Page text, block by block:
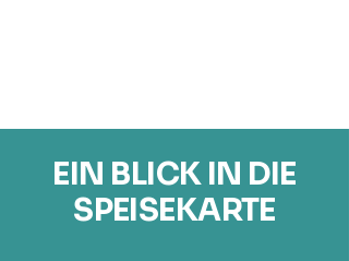
EIN BLICK IN DIE
SPEISEKARTE